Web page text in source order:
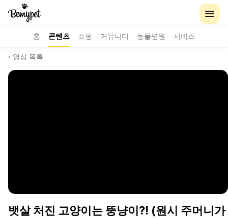
홈 콘텐츠 쇼핑 커뮤니티 동물병원 서비스
‹ 영상 목록
뱃살 처진 고양이는 뚱냥이?! (원시 주머니가